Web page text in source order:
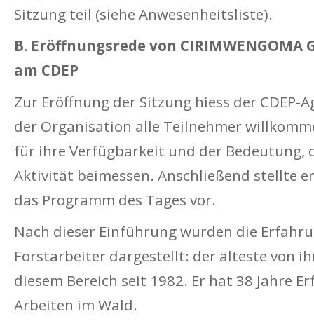
Sitzung teil (siehe Anwesenheitsliste).
B. Eröffnungsrede von CIRIMWENGOMA
am CDEP
Zur Eröffnung der Sitzung hiess der CDEP-
der Organisation alle Teilnehmer
für ihre Verfügbarkeit und der Bedeutung,
Aktivität beimessen. Anschließend stellte
das Programm des Tages vor.
Nach dieser Einführung wurden die
Forstarbeiter dargestellt: der älteste von
diesem Bereich seit 1982. Er hat 38 Jahre
Arbeiten im Wald.